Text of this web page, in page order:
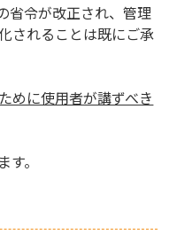
省令が改正され、管理
されることは既にご承
めに使用者が講ずべき
。